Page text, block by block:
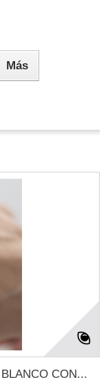
Más
CON...